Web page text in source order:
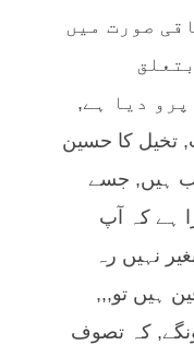
صورت میں
دیا ہے,
تخیل کا حسین
ہیں, جسے
ہے کہ آپ
نہیں رہ
ہیں تو,,,
کہ تصوف